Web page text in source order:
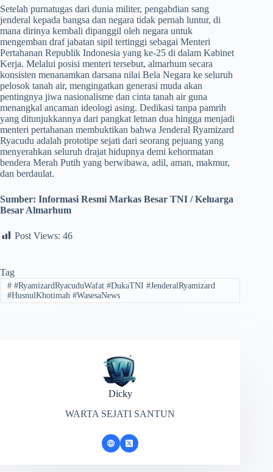
​Setelah purnatugas dari dunia militer, pengabdian sang
jenderal kepada bangsa dan negara tidak pernah luntur, di
mana dirinya kembali dipanggil oleh negara untuk
mengemban draf jabatan sipil tertinggi sebagai Menteri
Pertahanan Republik Indonesia yang ke-25 di dalam Kabinet
Kerja. Melalui posisi menteri tersebut, almarhum secara
konsisten menanamkan darsana nilai Bela Negara ke seluruh
pelosok tanah air, mengingatkan generasi muda akan
pentingnya jiwa nasionalisme dan cinta tanah air guna
menangkal ancaman ideologi asing. Dedikasi tanpa pamrih
yang ditunjukkannya dari pangkat letnan dua hingga menjadi
menteri pertahanan membuktikan bahwa Jenderal Ryamizard
Ryacudu adalah prototipe sejati dari seorang pejuang yang
menyerahkan seluruh drajat hidupnya demi kehormatan
bendera Merah Putih yang berwibawa, adil, aman, makmur,
dan berdaulat.
Sumber: Informasi Resmi Markas Besar TNI / Keluarga
Besar Almarhum
Post Views: 46
Tag
##RyamizardRyacuduWafat #DukaTNI #JenderalRyamizard
#HusnulKhotimah #WasesaNews
Dicky
WARTA SEJATI SANTUN